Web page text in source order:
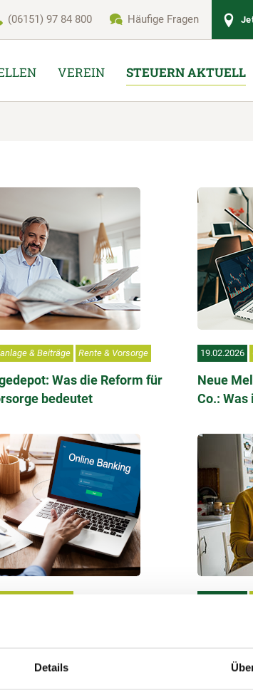
Details
(06151) 97 84 800 Häufige Fragen
VEREIN STEUERN AKTUELL
& Beiträge Rente & Vorsorge
Was die Reform für
bedeutet
19.02.2026
Neue
Co.: